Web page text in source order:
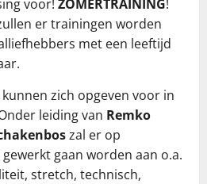
voor! ZOMERTRAINING!
er trainingen worden
met een leeftijd
kunnen zich opgeven voor in
leiding van Remko
zal er op
gaan worden aan o.a.
stretch, technisch,